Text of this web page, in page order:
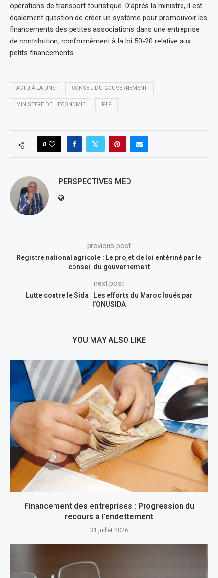
opérations de transport touristique. D’après la ministre, il est
également question de créer un système pour promouvoir les
financements des petites associations dans une entreprise
de contribution, conformément à la loi 50-20 relative aux
petits financements.
ACTU À LA UNE CONSEIL DU GOUVERNEMENT
MINISTÈRE DE L'ECONOMIE PLF
0
PERSPECTIVES MED
previous post
Registre national agricole : Le projet de loi entériné par le
conseil du gouvernement
next post
Lutte contre le Sida : Les efforts du Maroc loués par
l’ONUSIDA
YOU MAY ALSO LIKE
Financement des entreprises : Progression du
recours à l’endettement
31 juillet 2026